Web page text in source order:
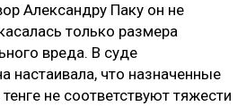
Александру Паку он не
только размера
вреда. В суде
настаивала, что назначенные
не соответствуют тяжести